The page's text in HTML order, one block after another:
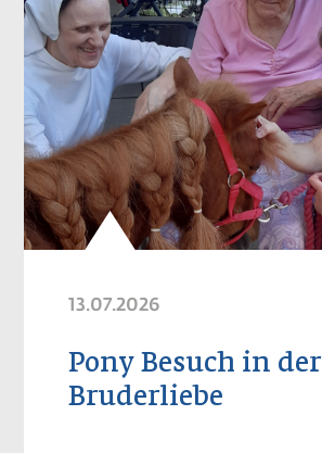
13.07.2026
Pony Besuch in der
Bruderliebe